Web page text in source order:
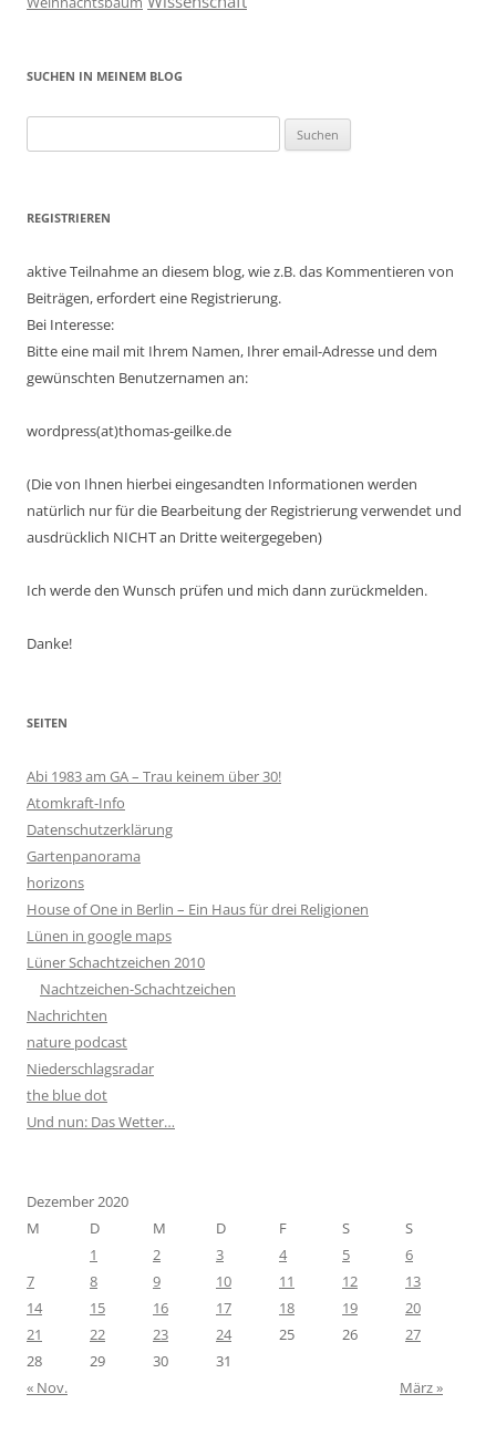
SUCHEN IN MEINEM BLOG
nach:
REGISTRIEREN
aktive Teilnahme an diesem blog, wie z.B. das Kommentieren von
Beiträgen, erfordert eine Registrierung.
Bei Interesse:
Bitte eine mail mit Ihrem Namen, Ihrer email-Adresse und dem
gewünschten Benutzernamen an:
wordpress(at)thomas-geilke.de
(Die von Ihnen hierbei eingesandten Informationen werden
natürlich nur für die Bearbeitung der Registrierung verwendet und
ausdrücklich NICHT an Dritte weitergegeben)
Ich werde den Wunsch prüfen und mich dann zurückmelden.
Danke!
SEITEN
Abi 1983 am GA – Trau keinem über 30!
Atomkraft-Info
Datenschutzerklärung
Gartenpanorama
horizons
House of One in Berlin – Ein Haus für drei Religionen
Lünen in google maps
Lüner Schachtzeichen 2010
Nachtzeichen-Schachtzeichen
Nachrichten
nature podcast
Niederschlagsradar
the blue dot
Und nun: Das Wetter…
Dezember 2020
M
D M D F S
S
1
2 3 4 5
6
7
8 9 10 11 12
13
14
15 16 17 18 19
20
21
22 23 24 25 26
27
28
29 30
31
« Nov.
März »